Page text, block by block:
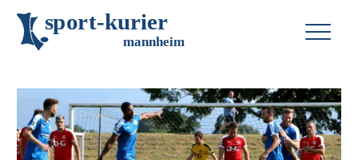
sport-kurier
mannheim